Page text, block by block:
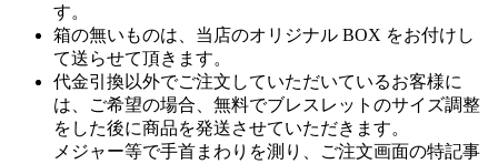
す。
箱の無いものは、当店のオリジナル BOX をお付けし
て送らせて頂きます。
代金引換以外でご注文していただいているお客様に
は、ご希望の場合、無料でブレスレットのサイズ調整
をした後に商品を発送させていただきます。
メジャー等で手首まわりを測り、ご注文画面の特記事